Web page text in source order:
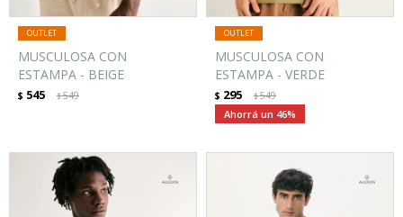
MUSCULOSA CON
ESTAMPA - BEIGE
$ 545 $549
MUSCULOSA CON
ESTAMPA - VERDE
$ 295 $549
46